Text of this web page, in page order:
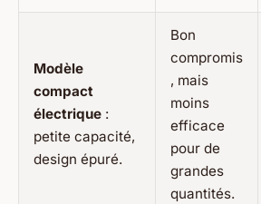
Modèle
compact
électrique :
petite capacité,
design épuré.
Bon
compromis
, mais
moins
efficace
pour de
grandes
quantités.